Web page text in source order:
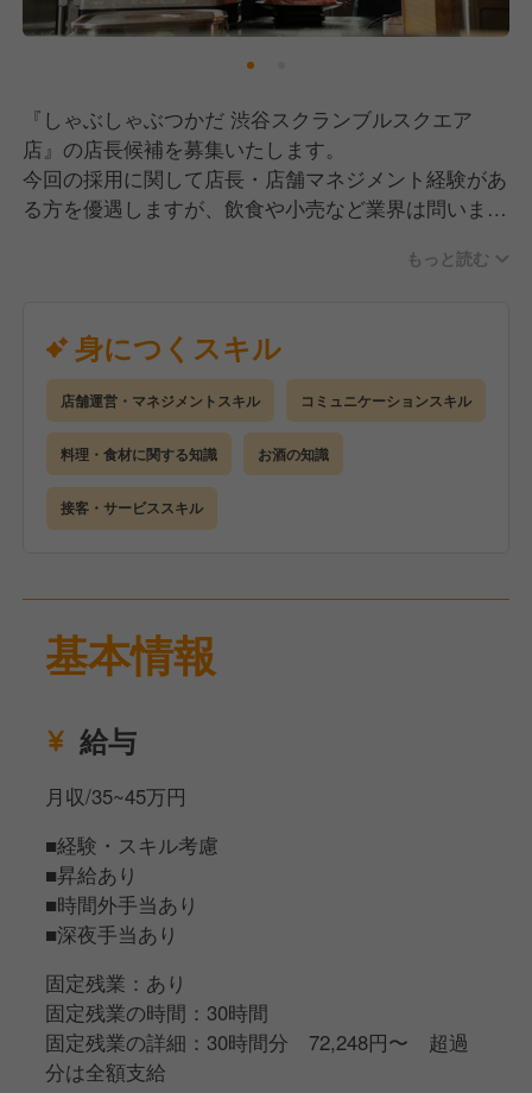
【豊富なキャリアの選択肢とチャンスがあります！】
当店を運営する「株式会社エー・ピーホールディング
ス」では現在45ブランド・17事業を展開中です。
さらに2030年までには、新しいブランドも立ち上げ
ていきながら30事業まで増やしていく予定なので、キ
ャリアアップのチャンスもしっかりあります！
その中で私たちは事業の責任者を担っていただける方
を積極的に求めており、早期に事業経営に参画できま
い」という想いをお持ちの方にとっては最高の環境と
いえるでしょう。
また、当社のキャリアは、縦だけでなく横にも広がる
「スプレッド式」となっています。
店長として腕を磨く道はもちろん、社内独立、商品開
発、マーケティング、本部職など、様々なキャリアチ
しい成長を描いていけます。
『しゃぶしゃぶつかだ 渋谷スクランブルスクエア
店』の店長候補を募集いたします。
今回の採用に関して店長・店舗マネジメント経験があ
る方を優遇しますが、飲食や小売など業界は問いませ
【仕事内容】
店長候補として、まずは接客サービス全般を経験に合
わせてお任せいたします。
オーダーテイク、お料理・ドリンク類のご提供、お会
計はもちろん、一人ひと鍋スタイルでお客様の目の前
で調理をサポートする場面もあります。
丁寧なサービスを通じて、ゲストの特別な時間を演出
する接客をおこなっていきます。
また、慣れてきた方には、食材の仕入れ・在庫管理、
ント、売上管理、販促企画など、店舗運営に関わる業
務もお任せしていきます。
サポートしていきますので、ご安心ください。
【キャリアについて】
当店だからこそ、単なる店舗管理だけでなく、ゲスト
の特別な時間を演出する楽しさも感じながら、マネジ
メント力を磨いていけます。
また、習得スピードにより異なりますが、適性やご希
望に応じて店長になるためのキャリアプランをご用意
しています。
充実した研修制度に沿って、段階的にステップアップ
できる環境です。
もっと読む
身につくスキル
店舗運営・マネジメントスキル コミュニケーションスキル
料理・食材に関する知識 お酒の知識
接客・サービススキル
基本情報
給与
月収/35~45万円
■経験・スキル考慮
■昇給あり
■時間外手当あり
■深夜手当あり
固定残業：あり
固定残業の時間：30時間
固定残業の詳細：30時間分 72,248円〜 超過
分は全額支給